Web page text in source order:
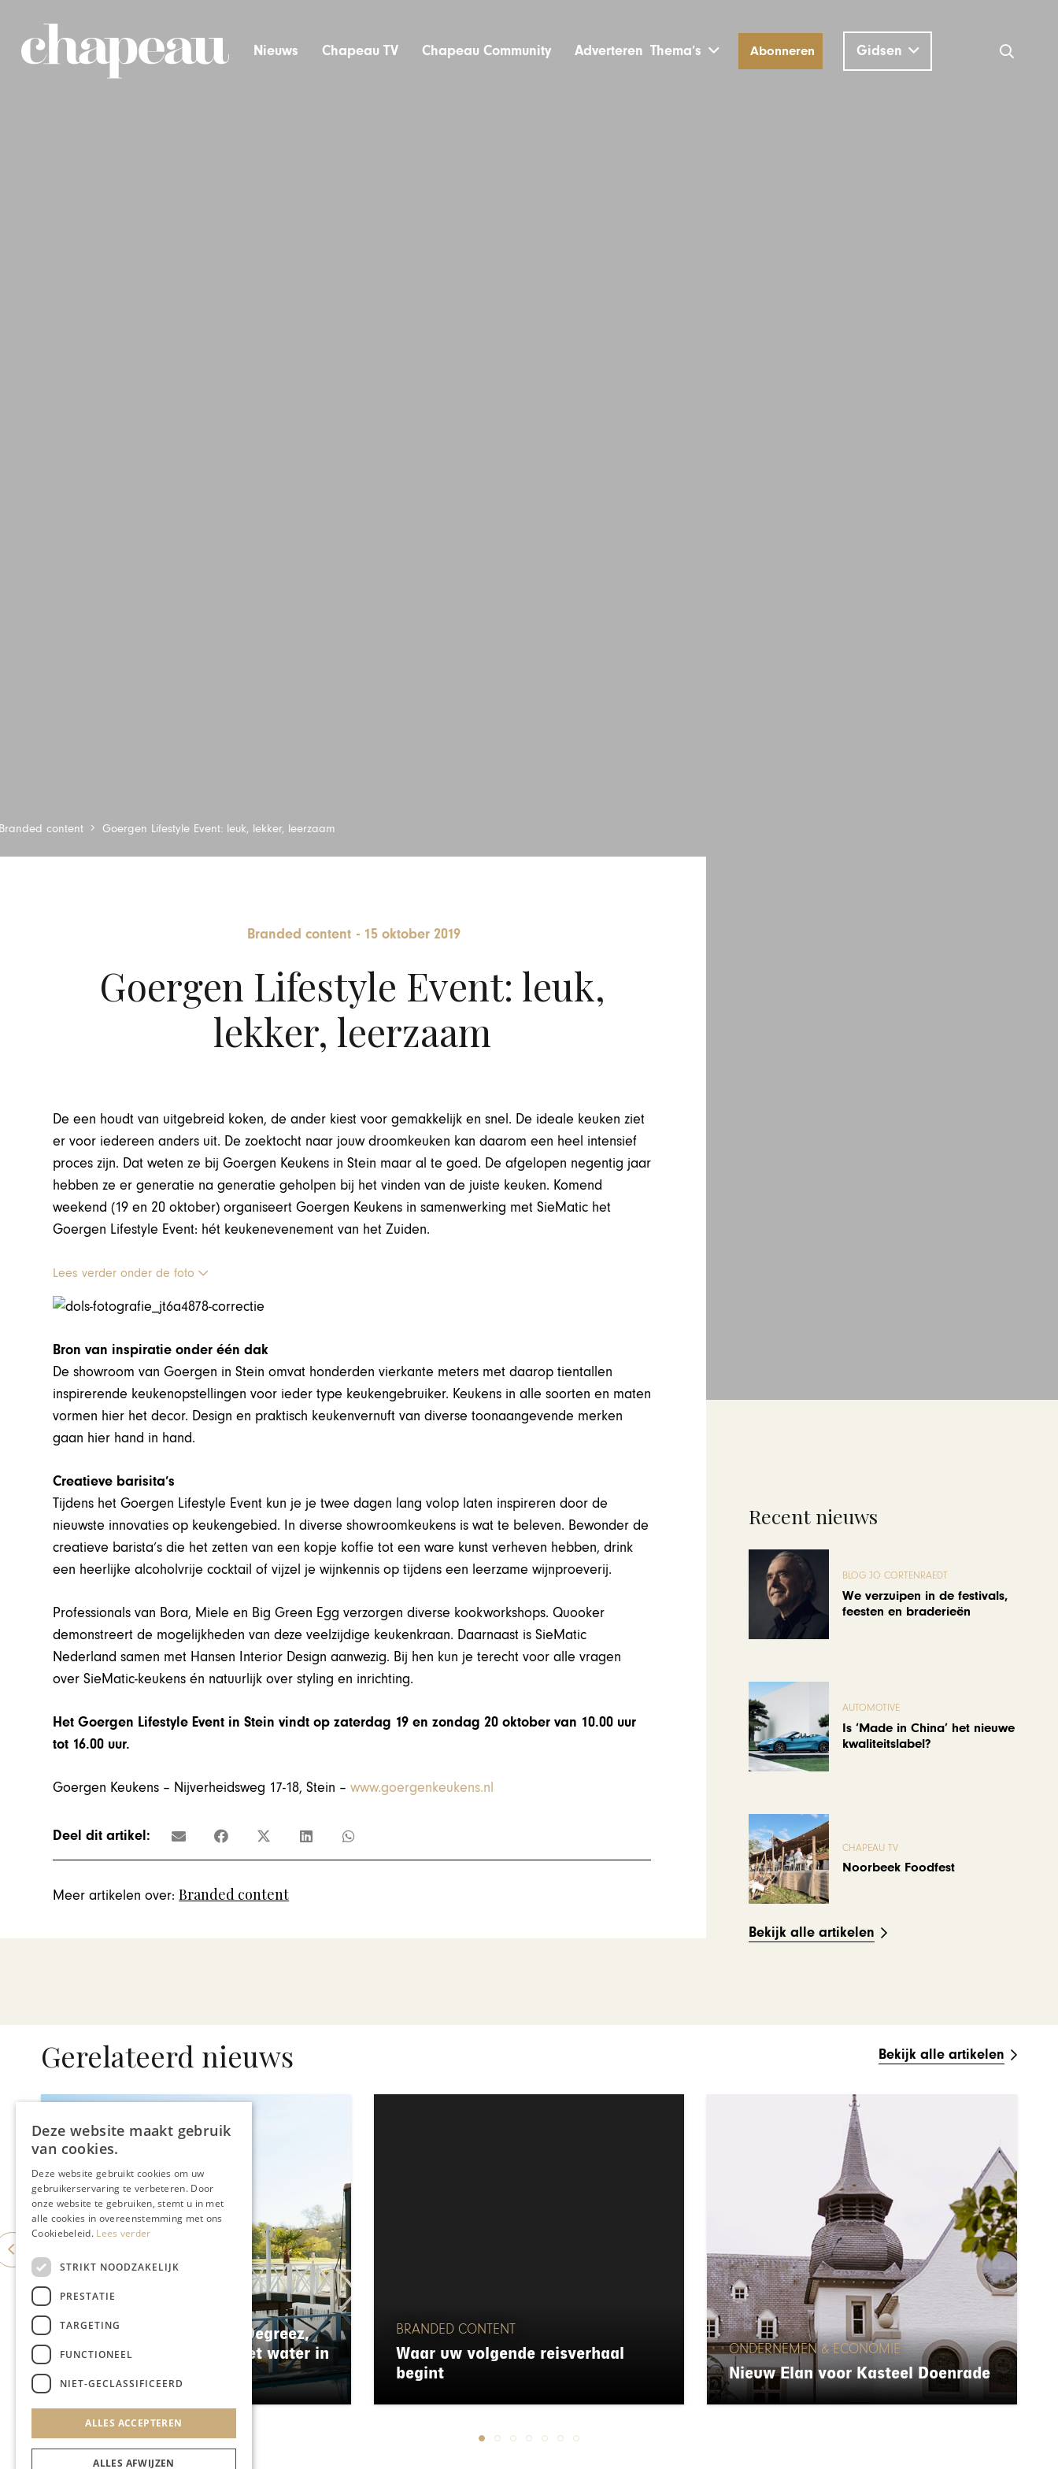
Nieuws Chapeau TV Chapeau Community Adverteren Thema’s Abonneren Gidsen
content Goergen Lifestyle Event: leuk, lekker, leerzaam
Branded content - 15 oktober 2019
Goergen Lifestyle Event: leuk,
lekker, leerzaam
De een houdt van uitgebreid koken, de ander kiest voor gemakkelijk en snel. De ideale keuken ziet
er voor iedereen anders uit. De zoektocht naar jouw droomkeuken kan daarom een heel intensief
proces zijn. Dat weten ze bij Goergen Keukens in Stein maar al te goed. De afgelopen negentig jaar
hebben ze er generatie na generatie geholpen bij het vinden van de juiste keuken. Komend
weekend (19 en 20 oktober) organiseert Goergen Keukens in samenwerking met SieMatic het
Goergen Lifestyle Event: hét keukenevenement van het Zuiden.
Lees verder onder de foto
Bron van inspiratie onder één dak
De showroom van Goergen in Stein omvat honderden vierkante meters met daarop tientallen
inspirerende keukenopstellingen voor ieder type keukengebruiker. Keukens in alle soorten en maten
vormen hier het decor. Design en praktisch keukenvernuft van diverse toonaangevende merken
gaan hier hand in hand.
Creatieve barisita’s
Tijdens het Goergen Lifestyle Event kun je je twee dagen lang volop laten inspireren door de
nieuwste innovaties op keukengebied. In diverse showroomkeukens is wat te beleven. Bewonder de
creatieve barista’s die het zetten van een kopje koffie tot een ware kunst verheven hebben, drink
een heerlijke alcoholvrije cocktail of vijzel je wijnkennis op tijdens een leerzame wijnproeverij.
Professionals van Bora, Miele en Big Green Egg verzorgen diverse kookworkshops. Quooker
demonstreert de mogelijkheden van deze veelzijdige keukenkraan. Daarnaast is SieMatic
Nederland samen met Hansen Interior Design aanwezig. Bij hen kun je terecht voor alle vragen
over SieMatic-keukens én natuurlijk over styling en inrichting.
Het Goergen Lifestyle Event in Stein vindt op zaterdag 19 en zondag 20 oktober van 10.00 uur
tot 16.00 uur.
Goergen Keukens – Nijverheidsweg 17-18, Stein –www.goergenkeukens.nl
Deel dit artikel:
Meer artikelen over: Branded content
Recent nieuws
BLOG JO CORTENRAEDT
We verzuipen in de festivals,
feesten en braderieën
AUTOMOTIVE
Is ‘Made in China’ het nieuwe
kwaliteitslabel?
CHAPEAU TV
Noorbeek Foodfest
Bekijk alle artikelen
Gerelateerd nieuws Bekijk alle artikelen
Eventlocatie Beachclub Degreez,
mediterrane vibes aan het water in
BRANDED CONTENT
Waar uw volgende reisverhaal
begint
ONDERNEMEN & ECONOMIE
Nieuw Elan voor Kasteel Doenrade
Deze website maakt gebruik
van cookies.
Deze website gebruikt cookies om uw
gebruikerservaring te verbeteren. Door
onze website te gebruiken, stemt u in met
alle cookies in overeenstemming met ons
Cookiebeleid. Lees verder
STRIKT NOODZAKELIJK
PRESTATIE
TARGETING
FUNCTIONEEL
NIET-GECLASSIFICEERD
ALLES ACCEPTEREN
ALLES AFWIJZEN